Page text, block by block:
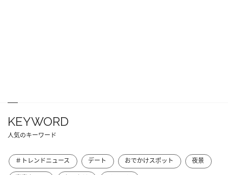
KEYWORD
人気のキーワード
＃トレンドニュース デート おでかけスポット
夜景